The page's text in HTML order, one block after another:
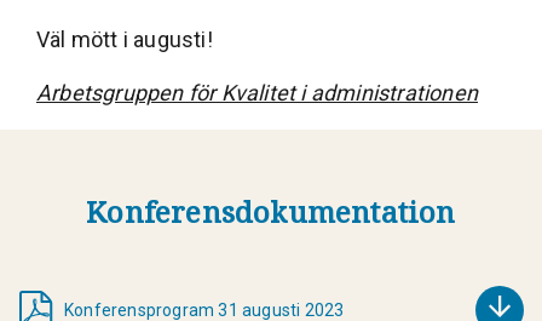
Väl mött i augusti!
Arbetsgruppen för Kvalitet i administrationen
Konferensdokumentation
Konferensprogram 31 augusti 2023